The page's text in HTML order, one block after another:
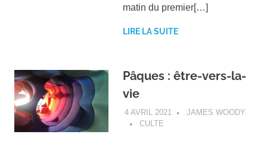
matin du premier[…]
LIRE LA SUITE
Pâques : être-vers-la-
vie
4 AVRIL 2021
JAMES WOODY
CULTE